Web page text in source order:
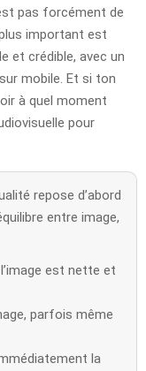
pas forcément de
important est
et crédible, avec un
mobile. Et si ton
à quel moment
pour
repose d’abord
entre image,
est nette et
parfois même
la